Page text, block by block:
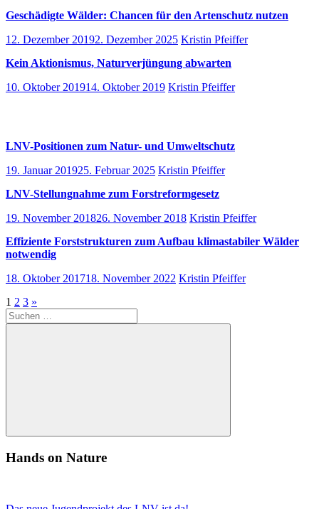
Geschädigte Wälder: Chancen für den Artenschutz nutzen
12. Dezember 20192. Dezember 2025 Kristin Pfeiffer
Kein Aktionismus, Naturverjüngung abwarten
10. Oktober 201914. Oktober 2019 Kristin Pfeiffer
LNV-Positionen zum Natur- und Umweltschutz
19. Januar 201925. Februar 2025 Kristin Pfeiffer
LNV-Stellungnahme zum Forstreformgesetz
19. November 201826. November 2018 Kristin Pfeiffer
Effiziente Forststrukturen zum Aufbau klimastabiler Wälder
notwendig
18. Oktober 201718. November 2022 Kristin Pfeiffer
Seitennummerierung
der
1 2 3 Nächste
Beiträge
»
Suchen
nach:
Suchen
Hands on Nature